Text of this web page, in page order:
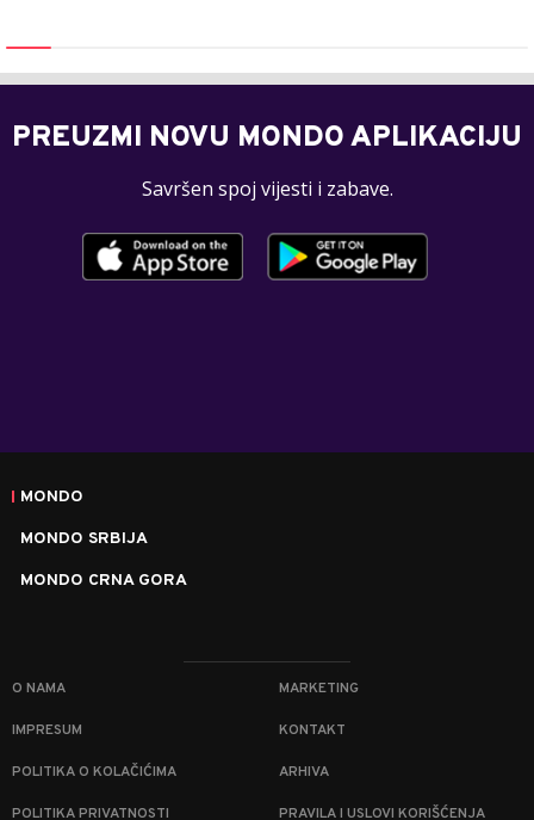
PREUZMI NOVU MONDO APLIKACIJU
Savršen spoj vijesti i zabave.
MONDO
MONDO SRBIJA
MONDO CRNA GORA
O NAMA MARKETING
IMPRESUM KONTAKT
POLITIKA O KOLAČIĆIMA ARHIVA
POLITIKA PRIVATNOSTI PRAVILA I USLOVI KORIŠĆENJA